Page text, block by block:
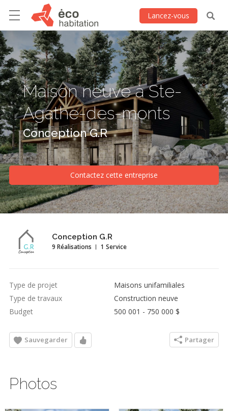
Lancez-vous
Maison neuve à Ste-
Agathe-des-monts
Conception G.R
Contactez cette entreprise
Conception G.R
9 Réalisations 1 Service
Type de projet
Maisons unifamiliales
Type de travaux
Construction neuve
Budget
500 001 - 750 000 $
Sauvegarder Partager
Photos